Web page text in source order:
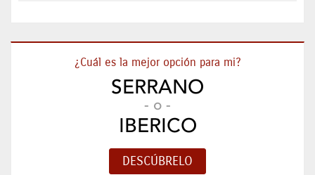
¿Cuál es la mejor opción para mi?
SERRANO
- o -
IBERICO